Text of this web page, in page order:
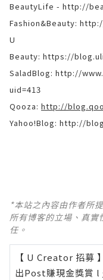
BeautyLife - http://
Fashion&Beauty:
U
Beauty: https://
SaladBlog: http://
uid=413
Qooza: http://
Yahoo!Blog: http://
*本站之內容由作者所
所有博客的立場、真
任。
【 U Creator 招募 】
出Post賺現金獎賞 l